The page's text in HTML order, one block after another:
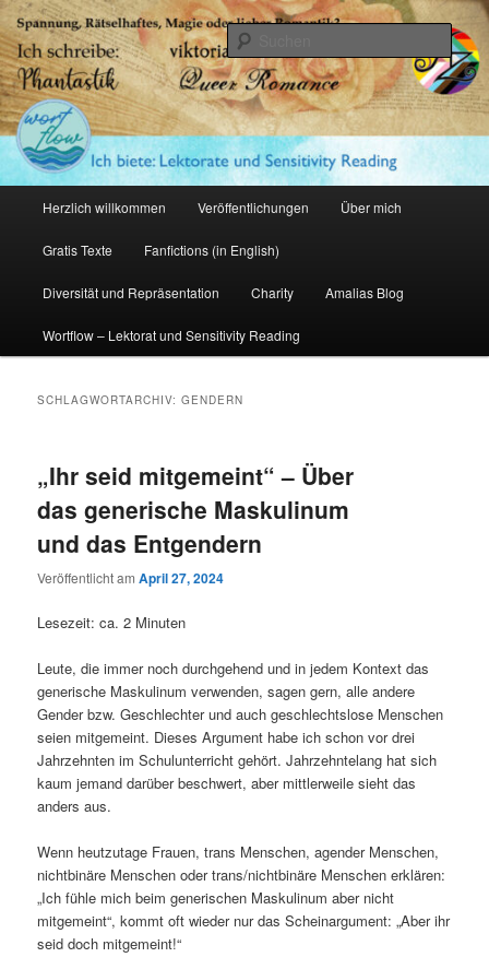
Zum
primären
Inhalt
springen
Zum
sekundären
Inhalt
springenAmalia Zeichnerin
Herzlich willkommen Veröffentlichungen Über mich
Gratis Texte Fanfictions (in English)
Diversität und Repräsentation Charity Amalias Blog
Wortflow – Lektorat und Sensitivity Reading
SCHLAGWORTARCHIV:GENDERN
„Ihr seid mitgemeint“ – Über
das generische Maskulinum
und das Entgendern
Veröffentlicht amApril 27, 2024
Lesezeit: ca. 2 Minuten
Leute, die immer noch durchgehend und in jedem Kontext das
generische Maskulinum verwenden, sagen gern, alle andere
Gender bzw. Geschlechter und auch geschlechtslose Menschen
seien mitgemeint. Dieses Argument habe ich schon vor drei
Jahrzehnten im Schulunterricht gehört. Jahrzehntelang hat sich
kaum jemand darüber beschwert, aber mittlerweile sieht das
anders aus.
Wenn heutzutage Frauen, trans Menschen, agender Menschen,
nichtbinäre Menschen oder trans/nichtbinäre Menschen erklären:
„Ich fühle mich beim generischen Maskulinum aber nicht
mitgemeint“, kommt oft wieder nur das Scheinargument: „Aber ihr
seid doch mitgemeint!“